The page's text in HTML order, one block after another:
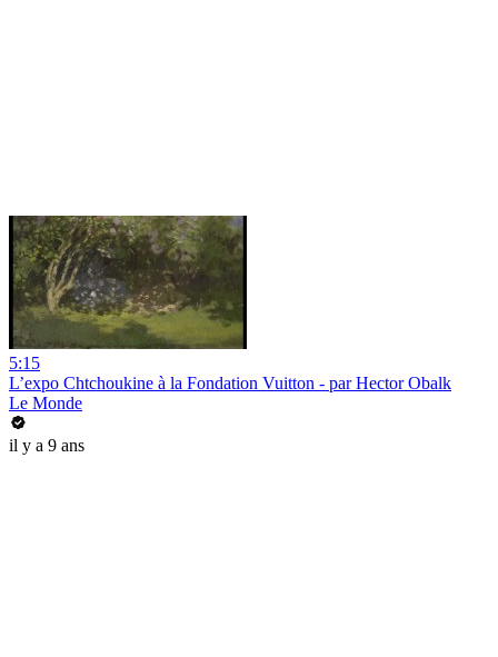
5:15
L’expo Chtchoukine à la Fondation Vuitton - par Hector Obalk
Le Monde
il y a 9 ans